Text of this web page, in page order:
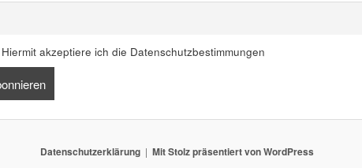
Hiermit akzeptiere ich die Datenschutzbestimmungen
Datenschutzerklärung Mit Stolz präsentiert von WordPress